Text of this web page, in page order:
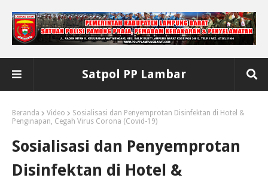
Satpol PP Lambar
Beranda Video
Sosialisasi dan Penyemprotan Disinfektan di Hotel &
Penginapan, Cegah Virus Corona (Covid-19)
Sosialisasi dan Penyemprotan
Disinfektan di Hotel &